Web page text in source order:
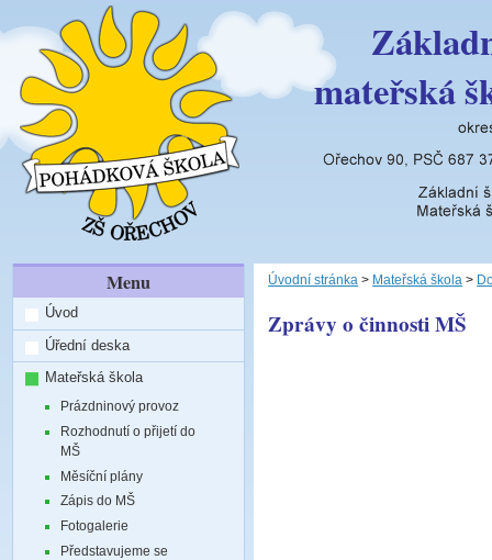
mateřská
Menu
Úvod
Úřední deska
Mateřská škola
Prázdninový provoz
Rozhodnutí o přijetí do
MŠ
Měsíční plány
Zápis do MŠ
Fotogalerie
Představujeme se
Úvodní stránka > Mateřská škola >
Zprávy o činnosti MŠ